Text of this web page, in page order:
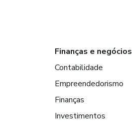
Finanças e negócios
Contabilidade
Empreendedorismo
Finanças
Investimentos